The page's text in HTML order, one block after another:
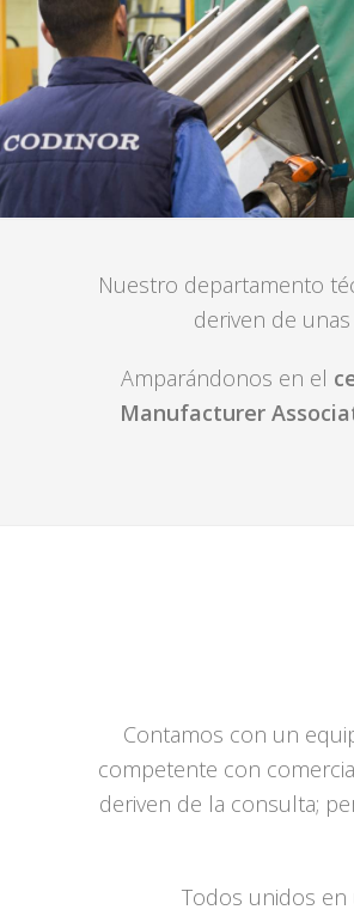
Nuestro departamento
deriven de
Amparándonos en el
Manufacturer
Contamos con un
competente con
deriven de la consulta;
Todos unidos